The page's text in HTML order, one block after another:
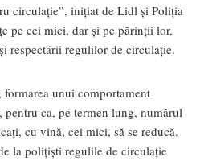
circulație”, inițiat de Lidl și Poliția
pe cei mici, dar și pe părinții lor,
respectării regulilor de circulație.
formarea unui comportament
ca, pe termen lung, numărul
cu vină, cei mici, să se reducă.
la polițiști regulile de circulație